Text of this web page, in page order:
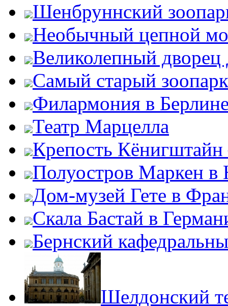
Шенбруннский
Необычный цепной
Великолепный дворец
Самый старый
Филармония в
Театр Марцелла
Крепость Кёнигштайн
Полуостров Маркен в
Дом-музей Гете в
Скала Бастай в
Бернский
Шелдонский